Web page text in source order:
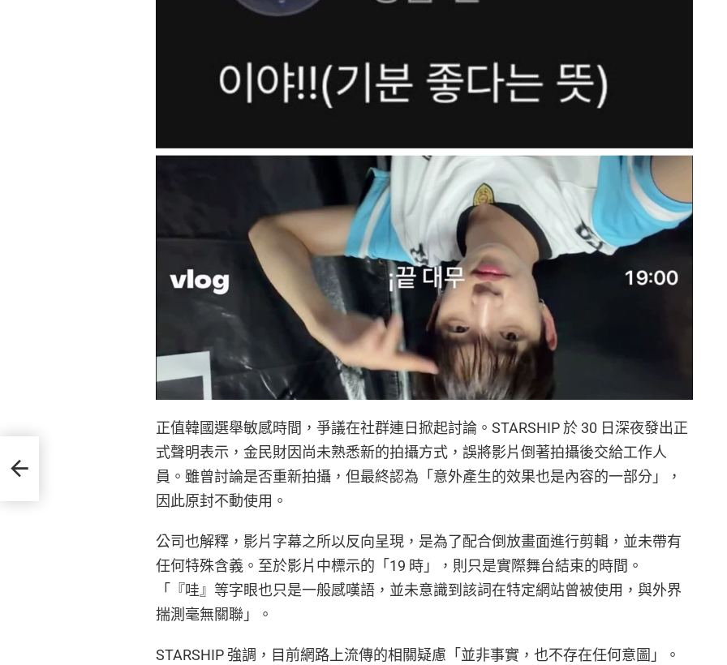
正值韓國選舉敏感時間，爭議在社群連日掀起討論。STARSHIP 於 30 日深夜發出正
式聲明表示，金民財因尚未熟悉新的拍攝方式，誤將影片倒著拍攝後交給工作人
員。雖曾討論是否重新拍攝，但最終認為「意外產生的效果也是內容的一部分」，
因此原封不動使用。
公司也解釋，影片字幕之所以反向呈現，是為了配合倒放畫面進行剪輯，並未帶有
任何特殊含義。至於影片中標示的「19 時」，則只是實際舞台結束的時間。
「『哇』等字眼也只是一般感嘆語，並未意識到該詞在特定網站曾被使用，與外界
揣測毫無關聯」。
STARSHIP 強調，目前網路上流傳的相關疑慮「並非事實，也不存在任何意圖」。